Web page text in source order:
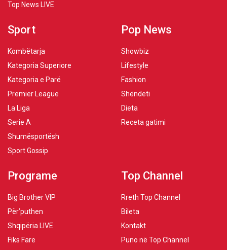
Top News LIVE
Sport
Kombëtarja
Kategoria Superiore
Kategoria e Parë
Premier League
La Liga
Serie A
Shumësportësh
Sport Gossip
Pop News
Showbiz
Lifestyle
Fashion
Shëndeti
Dieta
Receta gatimi
Programe
Big Brother VIP
Për’puthen
Shqipëria LIVE
Fiks Fare
Top Channel
Rreth Top Channel
Bileta
Kontakt
Puno në Top Channel